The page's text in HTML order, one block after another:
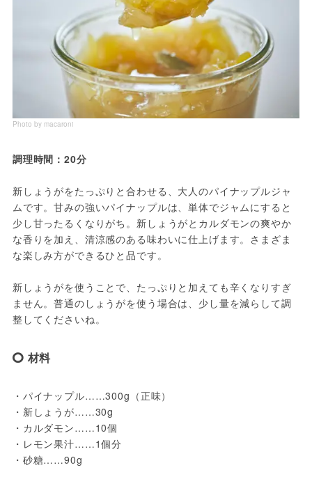
Photo by macaroni
調理時間：20分
新しょうがをたっぷりと合わせる、大人のパイナップルジャ
ムです。甘みの強いパイナップルは、単体でジャムにすると
少し甘ったるくなりがち。新しょうがとカルダモンの爽やか
な香りを加え、清涼感のある味わいに仕上げます。さまざま
な楽しみ方ができるひと品です。
新しょうがを使うことで、たっぷりと加えても辛くなりすぎ
ません。普通のしょうがを使う場合は、少し量を減らして調
整してくださいね。
材料
・パイナップル……300g（正味）
・新しょうが……30g
・カルダモン……10個
・レモン果汁……1個分
・砂糖……90g